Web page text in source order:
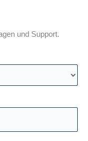
und Support.